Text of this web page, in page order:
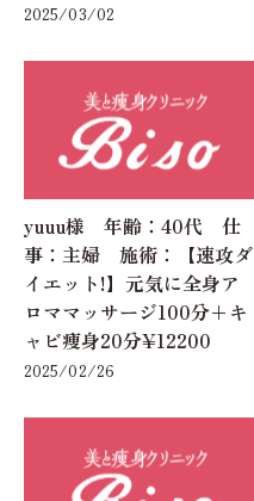
2025/03/02
yuuu様 年齢：40代 仕
事：主婦 施術：【速攻ダ
イエット!】元気に全身ア
ロママッサージ100分+キ
ャビ痩身20分¥12200
2025/02/26